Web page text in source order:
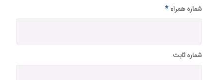
شماره همراه *
شماره ثابت